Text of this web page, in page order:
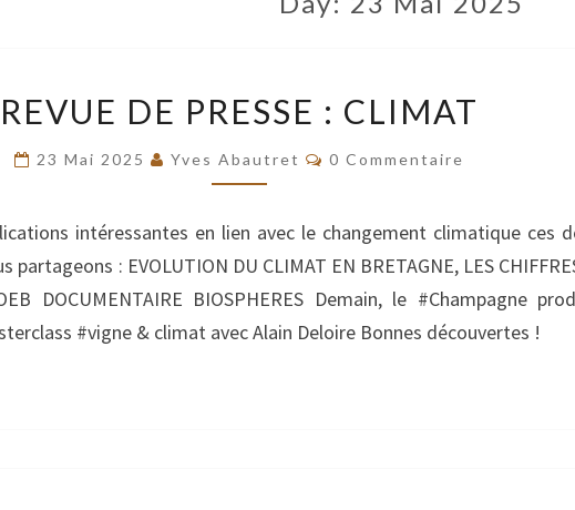
DE
PRESSE
:
REVUE DE PRESSE : CLIMAT
23 Mai 2025 Yves Abautret Commentaires
0 Commentaire
intéressantes en lien avec le changement climatique ces
partageons : EVOLUTION DU CLIMAT EN BRETAGNE, LES
DOCUMENTAIRE BIOSPHERES Demain, le #Champagne
#vigne & climat avec Alain Deloire Bonnes découvertes !